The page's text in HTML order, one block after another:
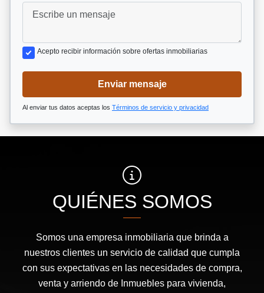
Acepto recibir información sobre ofertas inmobiliarias
Enviar mensaje
Al enviar tus datos aceptas los Términos de servicio y privacidad
QUIÉNES SOMOS
Somos una empresa inmobiliaria que brinda a
nuestros clientes un servicio de calidad que cumpla
con sus expectativas en las necesidades de compra,
venta y arriendo de Inmuebles para vivienda,